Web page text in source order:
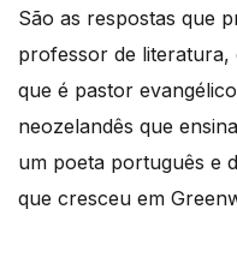
São as respostas que
professor de literatura,
que é pastor
neozelandês que
um poeta português e
que cresceu em